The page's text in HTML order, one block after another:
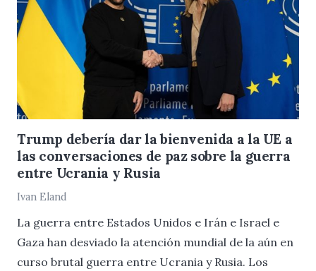
Trump debería dar la bienvenida a la UE a
las conversaciones de paz sobre la guerra
entre Ucrania y Rusia
Ivan Eland
La guerra entre Estados Unidos e Irán e Israel e
Gaza han desviado la atención mundial de la aún en
curso brutal guerra entre Ucrania y Rusia. Los